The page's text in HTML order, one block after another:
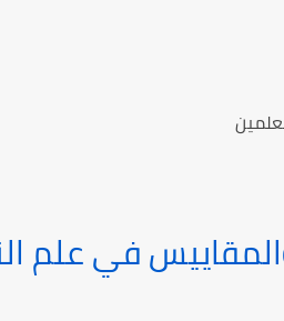
والمقاييس في علم